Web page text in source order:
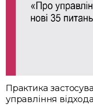
Практика
управління